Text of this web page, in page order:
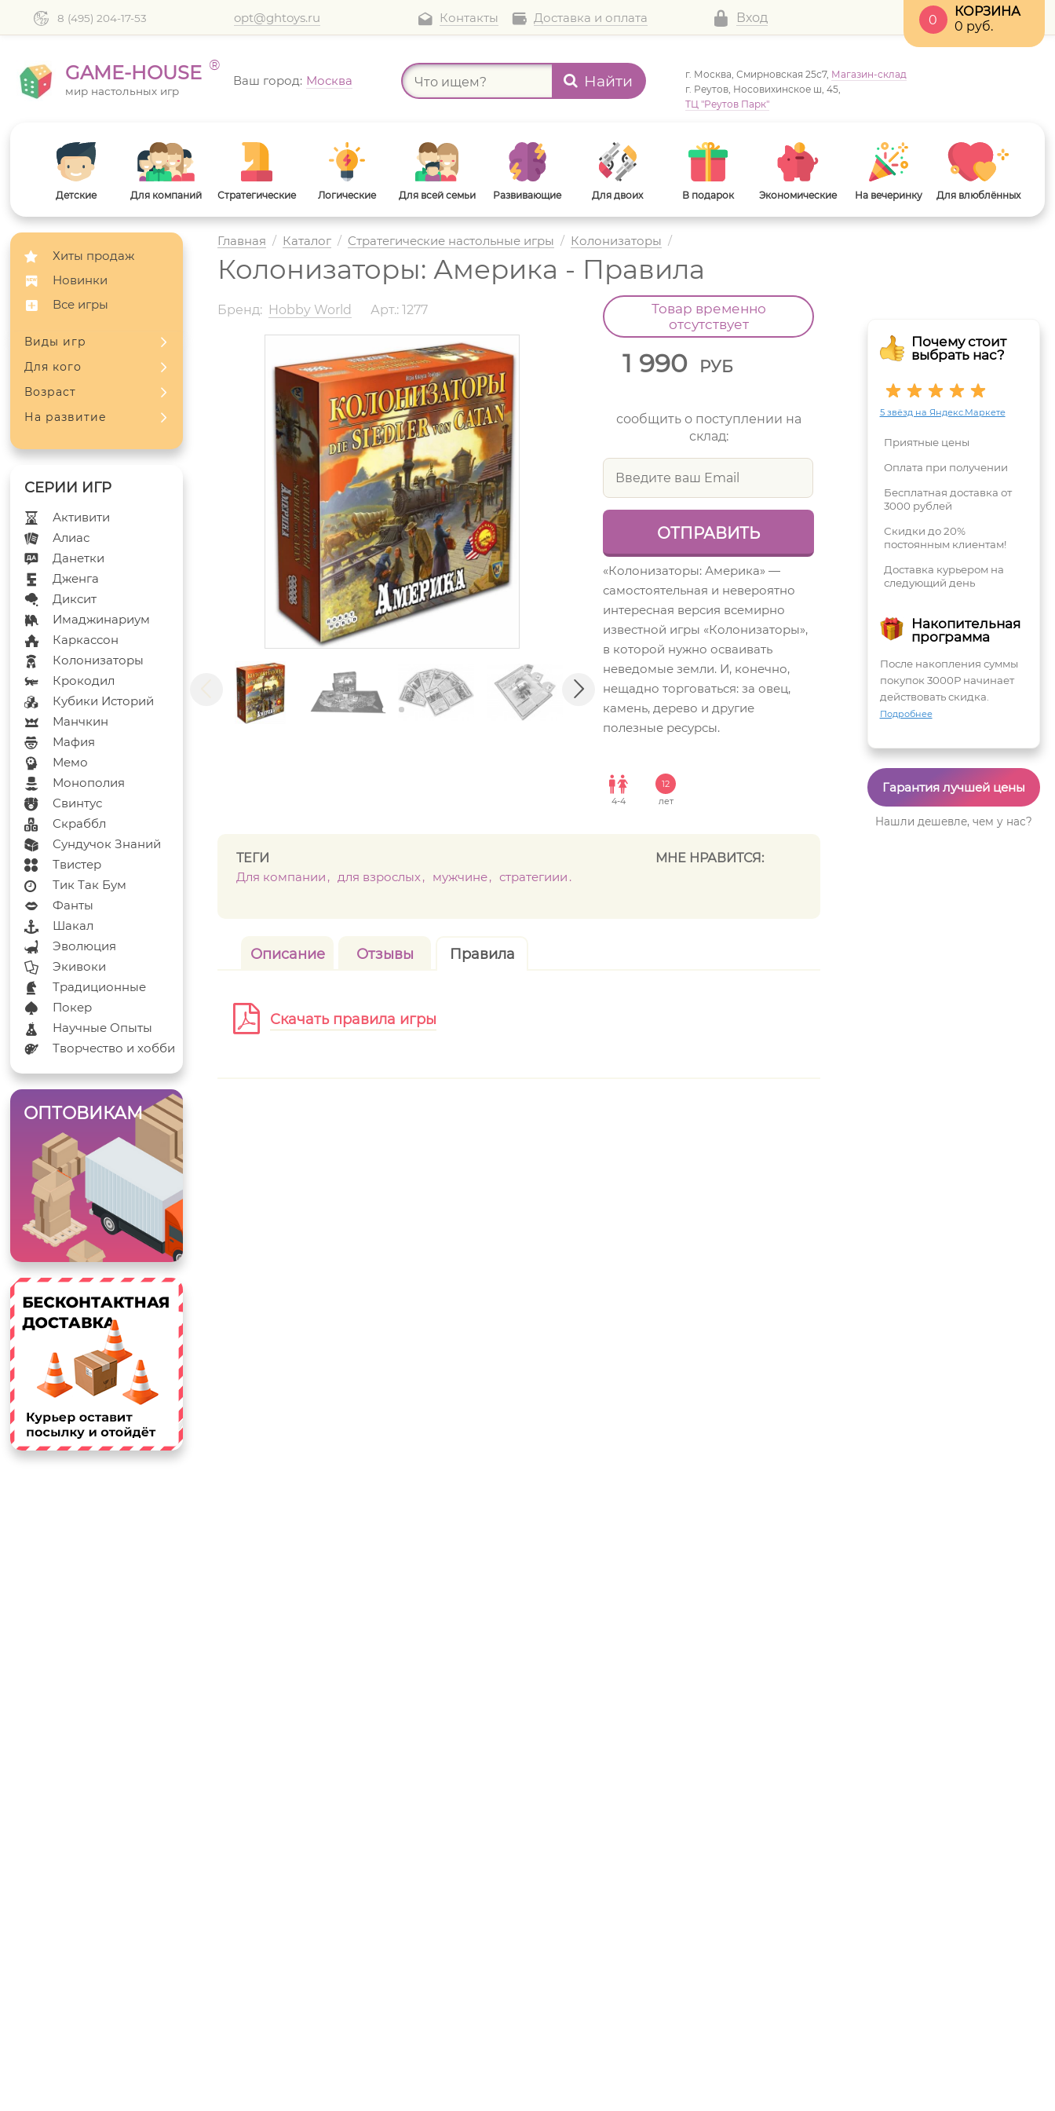
8 (495) 204-17-53 opt@ghtoys.ru Контакты Доставка и оплата Вход
КОРЗИНА
0 руб.
0
GAME-HOUSE ®
мир настольных игр
Ваш город: Москва Найти г. Москва, Смирновская 25с7, Магазин-склад
г. Реутов, Носовихинское ш, 45,
ТЦ "Реутов Парк"
Детские Для компаний Стратегические Логические Для всей семьи Развивающие Для двоих В подарок Экономические На вечеринку Для влюблённых
В дорогу
Хиты продаж
Новинки
Все игры
Виды игр
Для кого
Возраст
На развитие
Активити
Алиас
Данетки
Дженга
Диксит
Имаджинариум
Каркассон
Колонизаторы
Крокодил
Кубики Историй
Манчкин
Мафия
Мемо
Монополия
Свинтус
Скраббл
Сундучок Знаний
Твистер
Тик Так Бум
Фанты
Шакал
Эволюция
Экивоки
Традиционные
Покер
Научные Опыты
Творчество и хобби
ОПТОВИКАМ
Главная / Каталог / Стратегические настольные игры / Колонизаторы /
Колонизаторы: Америка - Правила
Почему стоит
выбрать нас?
5 звёзд на Яндекс.Маркете
Приятные цены
Оплата при получении
Бесплатная доставка от
3000 рублей
Скидки до 20%
постоянным клиентам!
Доставка курьером на
следующий день
Накопительная
программа
После накопления суммы
покупок 3000Р начинает
действовать скидка.
Подробнее
Гарантия лучшей цены
Нашли дешевле, чем у нас?
Бренд: Hobby World Арт.: 1277
Товар временно
отсутствует
1 990 РУБ
сообщить о поступлении на
склад:
«Колонизаторы: Америка» —
самостоятельная и невероятно
интересная версия всемирно
известной игры «Колонизаторы»,
в которой нужно осваивать
неведомые земли. И, конечно,
нещадно торговаться: за овец,
камень, дерево и другие
полезные ресурсы.
4-4
12
лет
ТЕГИ
Для компании
для взрослых мужчине стратегиии
МНЕ НРАВИТСЯ:
Описание Отзывы Правила
Скачать правила игры